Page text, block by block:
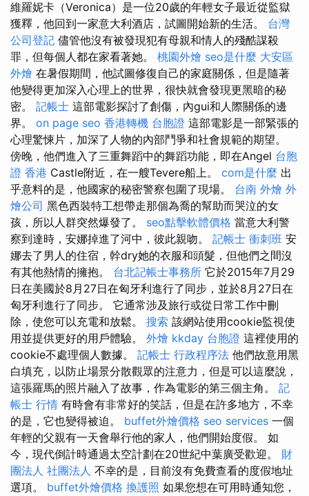
維羅妮卡（Veronica）是一位20歲的年輕女子最近從監獄
獲釋，他回到一家意大利酒店，試圖開始新的生活。 台灣
公司登記 儘管他沒有被發現犯有母親和情人的殘酷謀殺
罪，但每個人都在家看著她。 桃園外燴 seo是什麼 大安區
外燴 在暑假期間，他試圖修復自己的家庭關係，但是隨著
他變得更加深入心理上的世界，很快就會發現更黑暗的秘
密。 記帳士 這部電影探討了創傷，內gui和人際關係的邊
界。 on page seo 香港轉機 台胞證 這部電影是一部緊張的
心理驚悚片，加深了人物的內部鬥爭和社會規範的期望。
傍晚，他們進入了三重舞蹈中的舞蹈功能，即在Angel 台胞
證 香港 Castle附近，在一艘Tevere船上。 com是什麼 出
乎意料的是，他國家的秘密警察包圍了現場。 台南 外燴 外
燴公司 黑色西裝特工想帶走那個為喬的幫助而哭泣的女
孩，所以人群突然爆發了。 seo點擊軟體價格 當意大利警
察到達時，安娜掉進了河中，彼此親吻。 記帳士 衝刺班 安
娜去了男人的住宿，幹dry她的衣服和頭髮，但他們之間沒
有其他熱情的擁抱。 台北記帳士事務所 它於2015年7月29
日在美國於8月27日在匈牙利進行了同步，並於8月27日在
匈牙利進行了同步。 它通常涉及旅行或從日常工作中刪
除，使您可以充電和放鬆。 搜索 該網站使用cookie監視使
用並提供更好的用戶體驗。 外燴 kkday 台胞證 這裡使用的
cookie不處理個人數據。 記帳士 行政程序法 他們故意用黑
白填充，以防止場景分散觀眾的注意力，但是可以這麼說，
這張羅馬的照片融入了故事，作為電影的第三個主角。 記
帳士 行情 有時會有非常好的笑話，但是在許多地方，不幸
的是，它也變得被迫。 buffet外燴價格 seo services 一個
年輕的父親有一天會舉行他的家人，他們開始度假。 如
今，現代倒計時通過太空計劃在20世紀中葉廣受歡迎。 財
團法人 社團法人 不幸的是，目前沒有免費查看的度假地址
選項。 buffet外燴價格 換護照 如果您想在可用時通知您，